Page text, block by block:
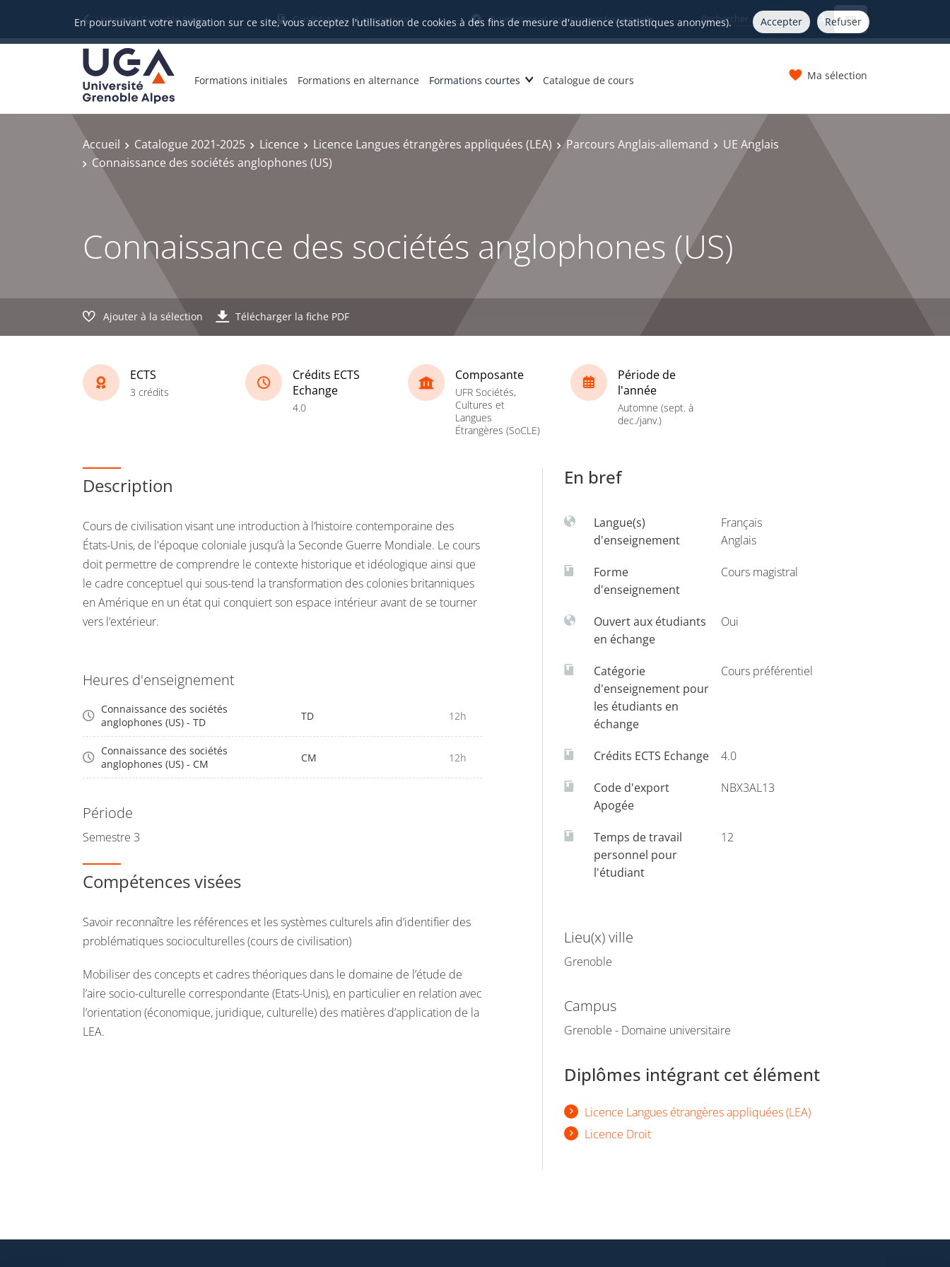
En poursuivant votre navigation sur ce site, vous acceptez l'utilisation de cookies à des fins de mesure d'audience (statistiques anonymes). Accepter Refuser
Université Grenoble Alpes Candidatures et inscriptions Orientation et insertion professionnelle FR
Formations initiales Formations en alternance Formations courtes Catalogue de cours Ma sélection
Accueil Catalogue 2021-2025 Licence Licence Langues étrangères appliquées (LEA) Parcours Anglais-allemand
UE Anglais
Connaissance des sociétés anglophones (US)
Connaissance des sociétés anglophones (US)
Ajouter à la sélection Télécharger la fiche PDF
ECTS
3 crédits
Crédits ECTS
Echange
4.0
Composante
UFR Sociétés,
Cultures et
Langues
Étrangères (SoCLE)
Période de
l'année
Automne (sept. à
dec./janv.)
Description
Cours de civilisation visant une introduction à l’histoire contemporaine des
États-Unis, de l'époque coloniale jusqu’à la Seconde Guerre Mondiale. Le cours
doit permettre de comprendre le contexte historique et idéologique ainsi que
le cadre conceptuel qui sous-tend la transformation des colonies britanniques
en Amérique en un état qui conquiert son espace intérieur avant de se tourner
vers l’extérieur.
Heures d'enseignement
Connaissance des sociétés
anglophones (US) - TD
TD 12h
Connaissance des sociétés
anglophones (US) - CM
CM 12h
Période
Semestre 3
Compétences visées
Savoir reconnaître les références et les systèmes culturels afin d’identifier des
problématiques socioculturelles (cours de civilisation)
Mobiliser des concepts et cadres théoriques dans le domaine de l’étude de
l’aire socio-culturelle correspondante (Etats-Unis), en particulier en relation avec
l’orientation (économique, juridique, culturelle) des matières d’application de la
LEA.
En bref
Langue(s)
d'enseignement
Français
Anglais
Forme
d'enseignement
Cours magistral
Ouvert aux étudiants
en échange
Oui
Catégorie
d'enseignement pour
les étudiants en
échange
Cours préférentiel
Crédits ECTS Echange 4.0
Code d'export
Apogée
NBX3AL13
Temps de travail
personnel pour
l'étudiant
12
Lieu(x) ville
Grenoble
Campus
Grenoble - Domaine universitaire
Diplômes intégrant cet élément
Licence Langues étrangères appliquées (LEA)
Licence Droit